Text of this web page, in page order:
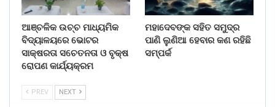
ଆଞ୍ଚଳିକ ଉଚ୍ଚ ମାଧ୍ୟମିକ
ବିଦ୍ୟାଳୟରେ ଭୋଟର
ସାକ୍ଷରତା ସଚେତନତା ଓ ବୃକ୍ଷ
ରୋପଣ କାର୍ଯ୍ୟକ୍ରମ
ମହାଦେବଙ୍କ ସହିତ ସମୁଦ୍ର
ପାଣି ଲୁଣିଆ ହେବାର କଣ ରହିଛି
ସମ୍ପର୍କ
PREV NEXT